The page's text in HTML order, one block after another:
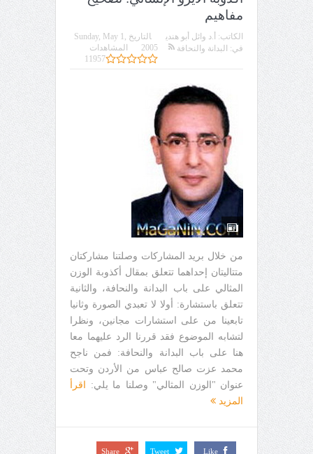
مفاهيم
الكاتب: أ.د وائل أبو هندي التاريخ
Sunday, May 1,
2005
في: البدانة والنحافة
المشاهدات
11957
من خلال بريد المشاركات وصلتنا مشاركتان
متتاليتان إحداهما تتعلق بمقال أكذوبة الوزن
المثالي على باب البدانة والنحافة، والثانية
تتعلق باستشارة: أولا لا تعبدي الصورة وثانيا
تابعينا من على استشارات مجانين، ونظرا
لتشابه الموضوع فقد قررنا الرد عليهما معا
هنا على باب البدانة والنحافة: فمن ناجح
محمد عزت صالح عباس من الأردن وتحت
عنوان "الوزن المثالي" وصلنا ما يلي:
اقرأ
المزيد
Like
Tweet
Share